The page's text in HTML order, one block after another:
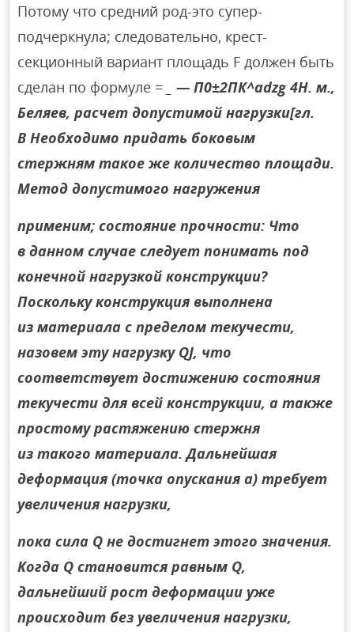
Потому что средний род-это супер-
подчеркнула; следовательно, крест-
секционный вариант площадь F должен быть
сделан по формуле =
_ — П0±2ПК^adzg 4Н. м.,
Беляев, расчет допустимой нагрузки[гл.
В Необходимо придать боковым
стержням такое же количество площади.
Метод допустимого нагружения
применим; состояние прочности: Что
в данном случае следует понимать под
конечной нагрузкой конструкции?
Поскольку конструкция выполнена
из материала с пределом текучести,
назовем эту нагрузку QJ, что
соответствует достижению состояния
текучести для всей конструкции, а также
простому растяжению стержня
из такого материала. Дальнейшая
деформация (точка опускания а) требует
увеличения нагрузки,
пока сила Q не достигнет этого значения.
Когда Q становится равным Q,
дальнейший рост деформации уже
происходит без увеличения нагрузки,